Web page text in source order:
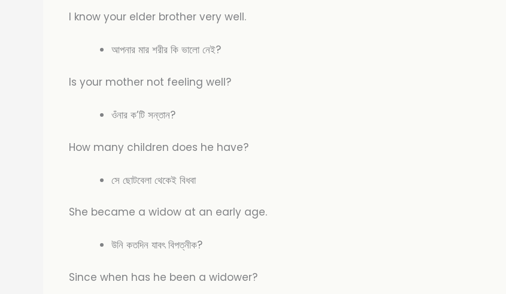
I know your elder brother very well.
আপনার মার শরীর কি ভালো নেই?
Is your mother not feeling well?
ওঁনার ক’টি সন্তান?
How many children does he have?
সে ছোটবেলা থেকেই বিধবা
She became a widow at an early age.
উনি কতদিন যাবৎ বিপত্নীক?
Since when has he been a widower?